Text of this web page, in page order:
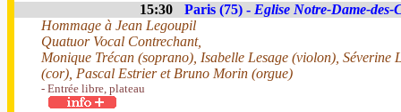
15:30 Paris (75) - Eglise Notre-Dame-des-
Hommage à Jean Legoupil
Quatuor Vocal Contrechant,
Monique Trécan (soprano), Isabelle Lesage (violon),
(cor), Pascal Estrier et Bruno Morin (orgue)
- Entrée libre, plateau